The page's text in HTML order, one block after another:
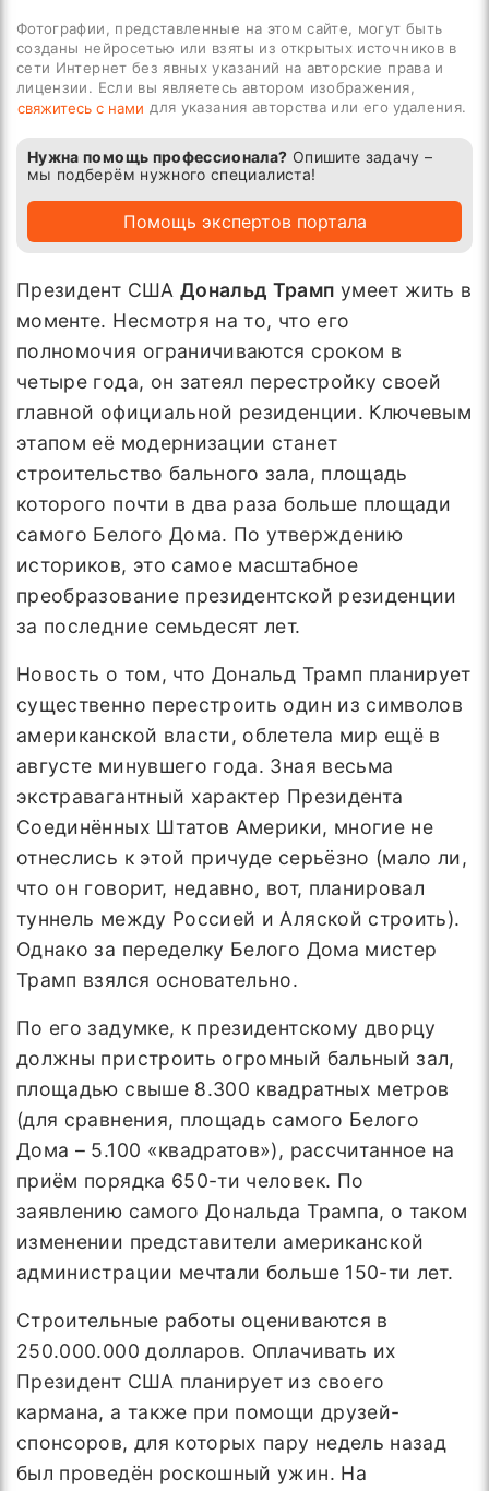
Фотографии, представленные на этом сайте, могут быть
созданы нейросетью или взяты из открытых источников в
сети Интернет без явных указаний на авторские права и
лицензии. Если вы являетесь автором изображения,
свяжитесь с нами для указания авторства или его удаления.
Нужна помощь профессионала? Опишите задачу –
мы подберём нужного специалиста!
Помощь экспертов портала
Президент США Дональд Трамп умеет жить в
моменте. Несмотря на то, что его
полномочия ограничиваются сроком в
четыре года, он затеял перестройку своей
главной официальной резиденции. Ключевым
этапом её модернизации станет
строительство бального зала, площадь
которого почти в два раза больше площади
самого Белого Дома. По утверждению
историков, это самое масштабное
преобразование президентской резиденции
за последние семьдесят лет.
Новость о том, что Дональд Трамп планирует
существенно перестроить один из символов
американской власти, облетела мир ещё в
августе минувшего года. Зная весьма
экстравагантный характер Президента
Соединённых Штатов Америки, многие не
отнеслись к этой причуде серьёзно (мало ли,
что он говорит, недавно, вот, планировал
туннель между Россией и Аляской строить).
Однако за переделку Белого Дома мистер
Трамп взялся основательно.
По его задумке, к президентскому дворцу
должны пристроить огромный бальный зал,
площадью свыше 8.300 квадратных метров
(для сравнения, площадь самого Белого
Дома – 5.100 «квадратов»), рассчитанное на
приём порядка 650-ти человек. По
заявлению самого Дональда Трампа, о таком
изменении представители американской
администрации мечтали больше 150-ти лет.
Строительные работы оцениваются в
250.000.000 долларов. Оплачивать их
Президент США планирует из своего
кармана, а также при помощи друзей-
спонсоров, для которых пару недель назад
был проведён роскошный ужин. На